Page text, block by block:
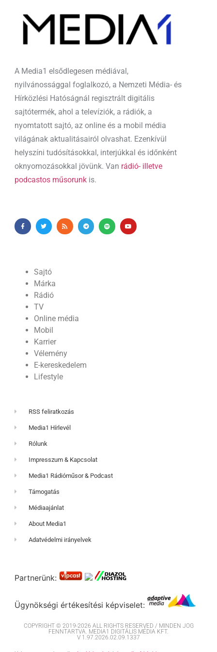
A Media1 elsődlegesen médiával,
nyilvánossággal foglalkozó, a Nemzeti Média- és
Hírközlési Hatóságnál regisztrált digitális
sajtótermék, ahol a televíziók, a rádiók, a
nyomtatott sajtó, az online és a mobil média
világának aktualitásairól olvashat. Ezenkívül
helyszíni tudósításokkal, interjúkkal és időnként
oknyomozásokkal jövünk. Van rádió- illetve
podcastos műsorunk is.
Sajtó
Márka
Rádió
TV
Online média
Mobil
Karrier
Vélemény
E-kereskedelem
Lifestyle
RSS feliratkozás
Media1 Hírlevél
Rólunk
Impresszum & Kapcsolat
Media1 Rádióműsor & Podcast
Támogatás
Médiaajánlat
About Media1
Adatvédelmi irányelvek
Partnerünk:
Ügynökségi értékesítési képviselet:
COPYRIGHT © 2019-2026 ALL RIGHTS RESERVED / MINDEN JOG
FENNTARTVA. MEDIA1 DIGITÁLIS MÉDIA KFT.
V 1.97.2026.02.09.1337